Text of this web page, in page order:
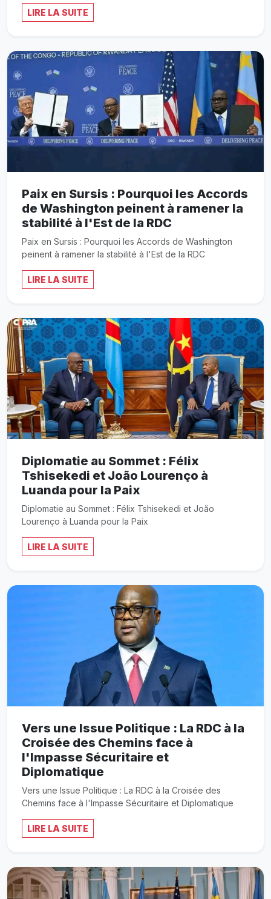
LIRE LA SUITE
Paix en Sursis : Pourquoi les Accords
de Washington peinent à ramener la
stabilité à l'Est de la RDC
Paix en Sursis : Pourquoi les Accords de Washington
peinent à ramener la stabilité à l'Est de la RDC
LIRE LA SUITE
Diplomatie au Sommet : Félix
Tshisekedi et João Lourenço à
Luanda pour la Paix
Diplomatie au Sommet : Félix Tshisekedi et João
Lourenço à Luanda pour la Paix
LIRE LA SUITE
Vers une Issue Politique : La RDC à la
Croisée des Chemins face à
l'Impasse Sécuritaire et
Diplomatique
Vers une Issue Politique : La RDC à la Croisée des
Chemins face à l'Impasse Sécuritaire et Diplomatique
LIRE LA SUITE